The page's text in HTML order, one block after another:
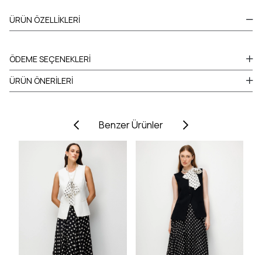
ÜRÜN ÖZELLIKLERI
ÖDEME SEÇENEKLERI
ÜRÜN ÖNERILERI
Benzer Ürünler